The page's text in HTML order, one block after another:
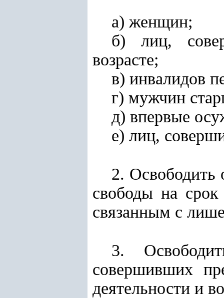
а) женщин;
б) лиц,
возрасте;
в) инвалидов
г) мужчин
д) впервые
е) лиц,
2. Освободить
свободы на
связанным с
3.
совершивших
деятельности и